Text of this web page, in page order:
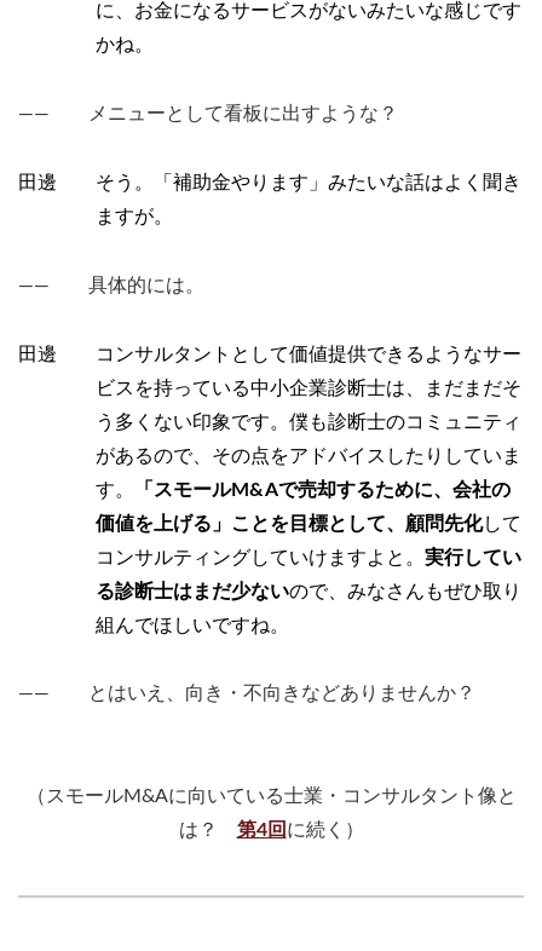
に、お金になるサービスがないみたいな感じです
かね。
―― メニューとして看板に出すような？
田邊 そう。「補助金やります」みたいな話はよく聞き
ますが。
―― 具体的には。
田邊 コンサルタントとして価値提供できるようなサー
ビスを持っている中小企業診断士は、まだまだそ
う多くない印象です。僕も診断士のコミュニティ
があるので、その点をアドバイスしたりしていま
す。
「スモールM&Aで売却するために、会社の
価値を上げる」ことを目標として、顧問先化して
コンサルティングしていけますよと。 実行してい
る診断士はまだ少ないので、みなさんもぜひ取り
組んでほしいですね。
―― とはいえ、向き・不向きなどありませんか？
（スモールM&Aに向いている士業・コンサルタント像と
は？ 第4回 に続く）